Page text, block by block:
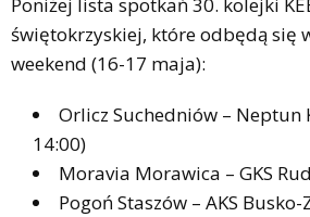
świętokrzyskiej, które odbędą się
weekend (16-17 maja):
Orlicz Suchedniów – Neptun
14:00)
Moravia Morawica – GKS
Pogoń Staszów – AKS